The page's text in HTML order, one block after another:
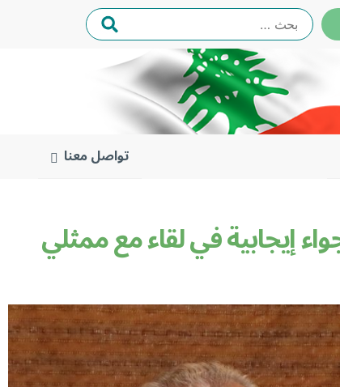
البحث
عن:
تواصل معنا
إيجابية في لقاء مع ممثلي